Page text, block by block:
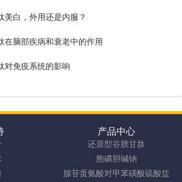
美白，外用还是内服？
在脑部疾病和衰老中的作用
对免疫系统的影响
产品中心
还原型谷胱甘肽
胞磷胆碱钠
腺苷蛋氨酸对甲苯磺酸硫酸盐